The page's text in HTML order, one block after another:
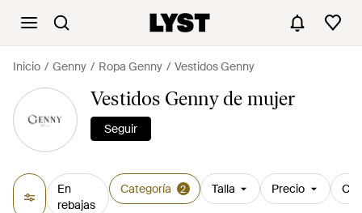
Inicio Genny Ropa Genny Vestidos Genny
Vestidos Genny de mujer
Seguir
En
rebajas
Categoría 2 Talla Precio